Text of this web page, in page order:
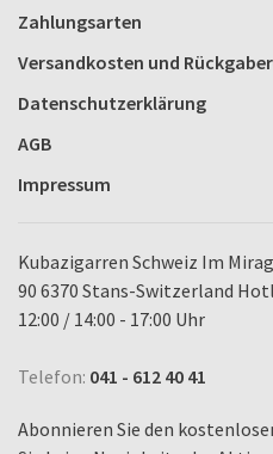
Zahlungsarten
Versandkosten und
Datenschutzerklärung
AGB
Impressum
Kubazigarren Schweiz Im
90 6370 Stans-Switzerland
12:00 / 14:00 - 17:00 Uhr
Telefon: 041 - 612 40 41
Abonnieren Sie den